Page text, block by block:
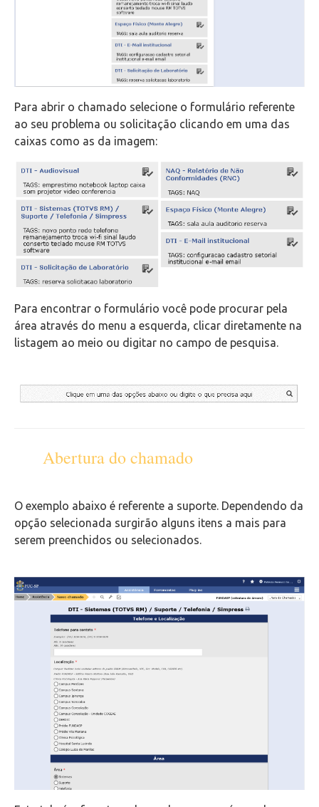
Para abrir o chamado selecione o formulário referente
ao seu problema ou solicitação clicando em uma das
caixas como as da imagem:
Para encontrar o formulário você pode procurar pela
área através do menu a esquerda, clicar diretamente na
listagem ao meio ou digitar no campo de pesquisa.
Abertura do chamado
O exemplo abaixo é referente a suporte. Dependendo da
opção selecionada surgirão alguns itens a mais para
serem preenchidos ou selecionados.